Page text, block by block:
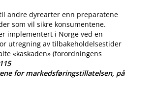
andre dyrearter enn preparatene
som vil sikre konsumentene.
implementert i Norge ved en
utregning av tilbakeholdelsestider
«kaskaden» (forordningens
for markedsføringstillatelsen, på